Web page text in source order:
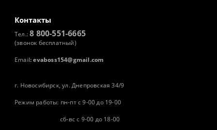
Контакты
Тел.:8 800-551-6665
(звонок бесплатный)
Email: evaboss154@gmail.com
г. Новосибирск, ул. Днепровская 34/9
Режим работы: пн-пт с 9-00 до 19-00
сб-вс с 9-00 до 18-00